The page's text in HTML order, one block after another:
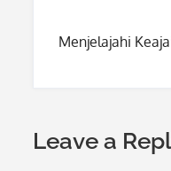
Menjelajahi
Leave a